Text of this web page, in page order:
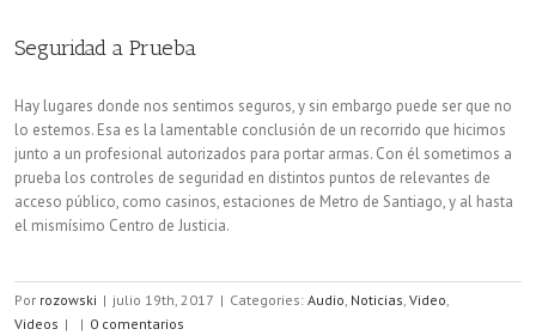
Seguridad a Prueba
Hay lugares donde nos sentimos seguros, y sin embargo puede ser que no
lo estemos. Esa es la lamentable conclusión de un recorrido que hicimos
junto a un profesional autorizados para portar armas. Con él sometimos a
prueba los controles de seguridad en distintos puntos de relevantes de
acceso público, como casinos, estaciones de Metro de Santiago, y al hasta
el mismísimo Centro de Justicia.
Por rozowski | julio 19th, 2017 | Categories: Audio, Noticias, Video,
Videos | | 0 comentarios